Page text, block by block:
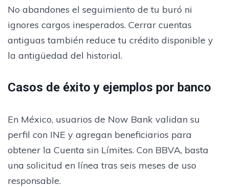
No abandones el seguimiento de tu buró ni
ignores cargos inesperados. Cerrar cuentas
antiguas también reduce tu crédito disponible y
la antigüedad del historial.
Casos de éxito y ejemplos por banco
En México, usuarios de Now Bank validan su
perfil con INE y agregan beneficiarios para
obtener la Cuenta sin Límites. Con BBVA, basta
una solicitud en línea tras seis meses de uso
responsable.